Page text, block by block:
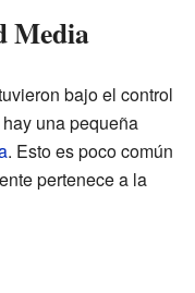
Media
bajo el control
una pequeña
. Esto es poco común
pertenece a la